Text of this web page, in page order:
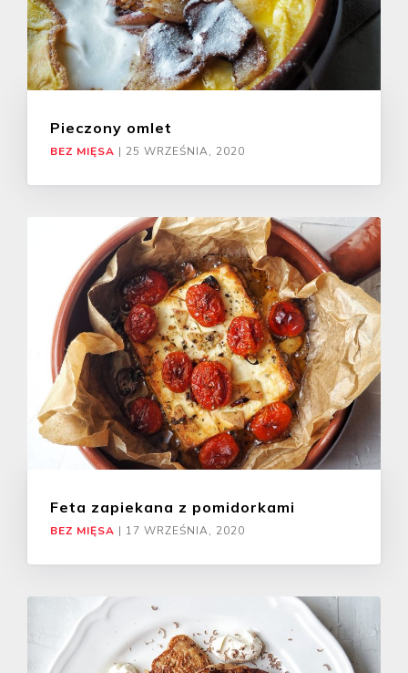
Pieczony omlet
BEZ MIĘSA | 25 WRZEŚNIA, 2020
Feta zapiekana z pomidorkami
BEZ MIĘSA | 17 WRZEŚNIA, 2020